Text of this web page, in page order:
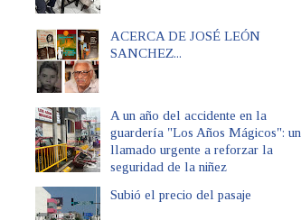
ACERCA DE JOSÉ LEÓN
SANCHEZ...
A un año del accidente en la
guardería "Los Años Mágicos": un
llamado urgente a reforzar la
seguridad de la niñez
Subió el precio del pasaje